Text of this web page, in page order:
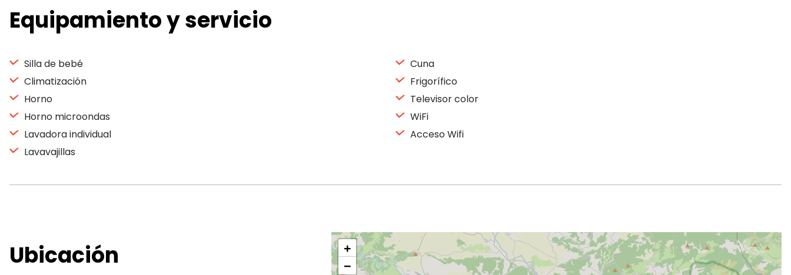
Equipamiento y servicio
Silla de bebé
Climatización
Horno
Horno microondas
Lavadora individual
Lavavajillas
Cuna
Frigorífico
Televisor color
WiFi
Acceso Wifi
Ubicación
+
−